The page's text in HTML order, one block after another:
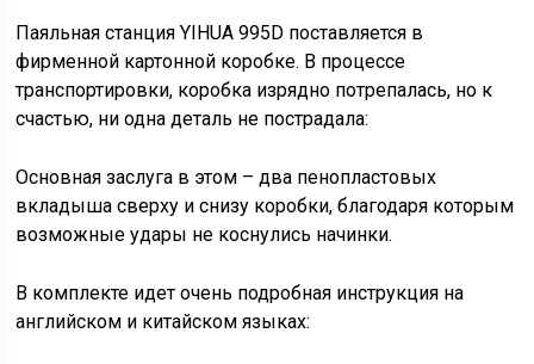
Паяльная станция YIHUA 995D поставляется в
фирменной картонной коробке. В процессе
транспортировки, коробка изрядно потрепалась, но к
счастью, ни одна деталь не пострадала:
Основная заслуга в этом – два пенопластовых
вкладыша сверху и снизу коробки, благодаря которым
возможные удары не коснулись начинки.
В комплекте идет очень подробная инструкция на
английском и китайском языках: